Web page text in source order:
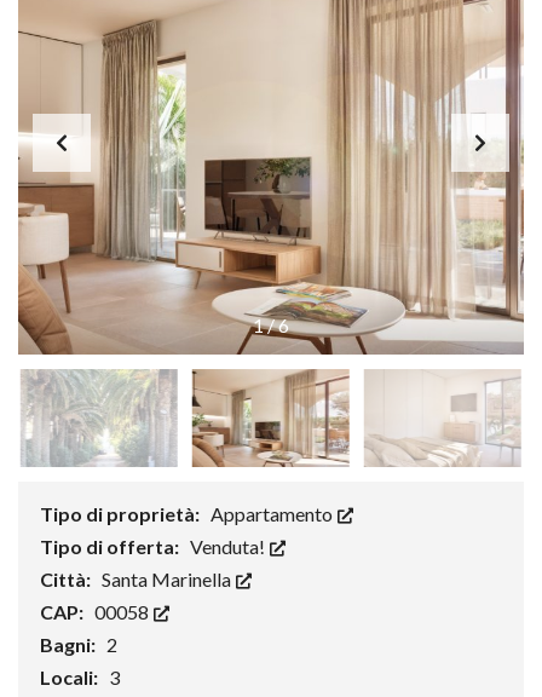
1/6
Tipo di proprietà: Appartamento
Tipo di offerta: Venduta!
Città: Santa Marinella
CAP: 00058
Bagni: 2
Locali: 3